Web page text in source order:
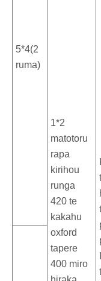
1*2
matotoru
rapa
kirihou
runga
420 te
kakahu
oxford
tapere
400 miro
5*4(2
ruma)